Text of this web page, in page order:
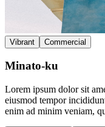
Vibrant Commercial
Minato-ku
Lorem ipsum dolor sit
eiusmod tempor
enim ad minim veniam,